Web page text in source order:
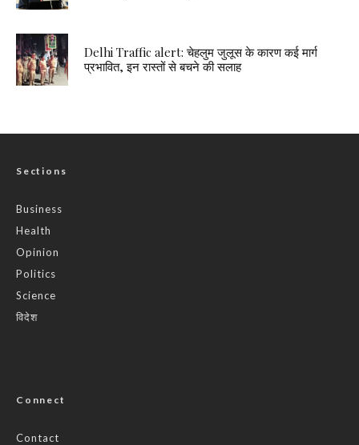
Delhi Traffic alert: चेहलुम जुलूस के कारण कई मार्ग
प्रभावित, इन रास्तों से बचने की सलाह
Sections
Business
Health
Opinion
Politics
Science
विदेश
Connect
Contact